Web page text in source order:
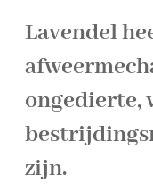
Lavendel
ongedierte,
zijn.